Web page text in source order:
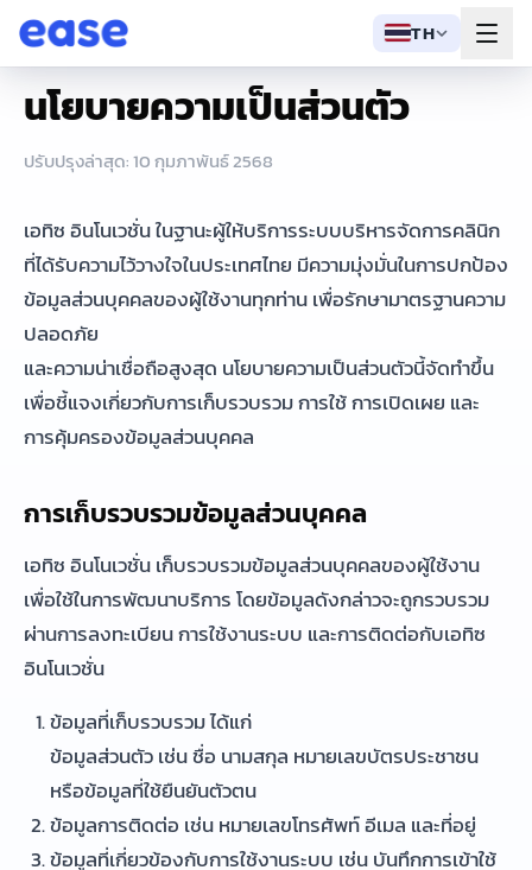
TH
นโยบายความเป็นส่วนตัว
ปรับปรุงล่าสุด: 10 กุมภาพันธ์ 2568
เอทิซ อินโนเวชั่น ในฐานะผู้ให้บริการระบบบริหารจัดการคลินิก
ที่ได้รับความไว้วางใจในประเทศไทย มีความมุ่งมั่นในการปกป้อง
ข้อมูลส่วนบุคคลของผู้ใช้งานทุกท่าน เพื่อรักษามาตรฐานความ
ปลอดภัย
และความน่าเชื่อถือสูงสุด นโยบายความเป็นส่วนตัวนี้จัดทำขึ้น
เพื่อชี้แจงเกี่ยวกับการเก็บรวบรวม การใช้ การเปิดเผย และ
การคุ้มครองข้อมูลส่วนบุคคล
การเก็บรวบรวมข้อมูลส่วนบุคคล
เอทิซ อินโนเวชั่น เก็บรวบรวมข้อมูลส่วนบุคคลของผู้ใช้งาน
เพื่อใช้ในการพัฒนาบริการ โดยข้อมูลดังกล่าวจะถูกรวบรวม
ผ่านการลงทะเบียน การใช้งานระบบ และการติดต่อกับเอทิซ
อินโนเวชั่น
ข้อมูลที่เก็บรวบรวม ได้แก่
ข้อมูลส่วนตัว เช่น ชื่อ นามสกุล หมายเลขบัตรประชาชน
หรือข้อมูลที่ใช้ยืนยันตัวตน
ข้อมูลการติดต่อ เช่น หมายเลขโทรศัพท์ อีเมล และที่อยู่
ข้อมูลที่เกี่ยวข้องกับการใช้งานระบบ เช่น บันทึกการเข้าใช้